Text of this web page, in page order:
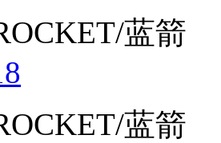
蓝箭
蓝箭